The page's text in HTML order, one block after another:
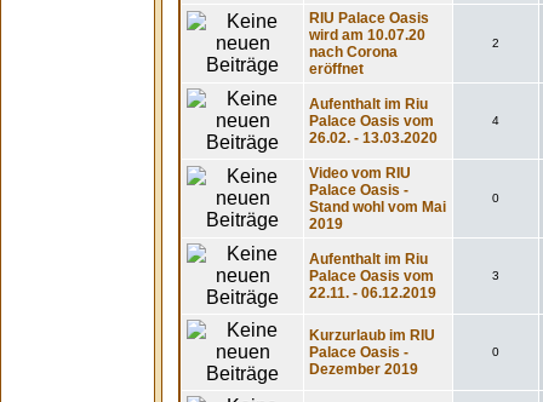
RIU Palace Oasis
wird am 10.07.20
nach Corona
eröffnet
2
Aufenthalt im Riu
Palace Oasis vom
26.02. - 13.03.2020
4
Video vom RIU
Palace Oasis -
Stand wohl vom Mai
2019
0
Aufenthalt im Riu
Palace Oasis vom
22.11. - 06.12.2019
3
Kurzurlaub im RIU
Palace Oasis -
Dezember 2019
0